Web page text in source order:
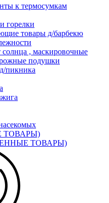
к термосумкам
горелки
товары д/барбекю
, маскировочные
подушки
пикника
ТОВАРЫ)
ТОВАРЫ)